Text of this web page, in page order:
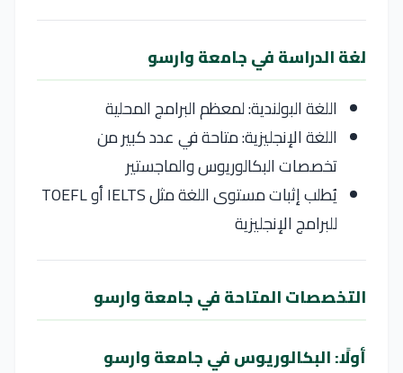
لغة الدراسة في جامعة وارسو
اللغة البولندية: لمعظم البرامج المحلية
اللغة الإنجليزية: متاحة في عدد كبير من
تخصصات البكالوريوس والماجستير
يُطلب إثبات مستوى اللغة مثل IELTS أو TOEFL
للبرامج الإنجليزية
التخصصات المتاحة في جامعة وارسو
أولًا: البكالوريوس في جامعة وارسو